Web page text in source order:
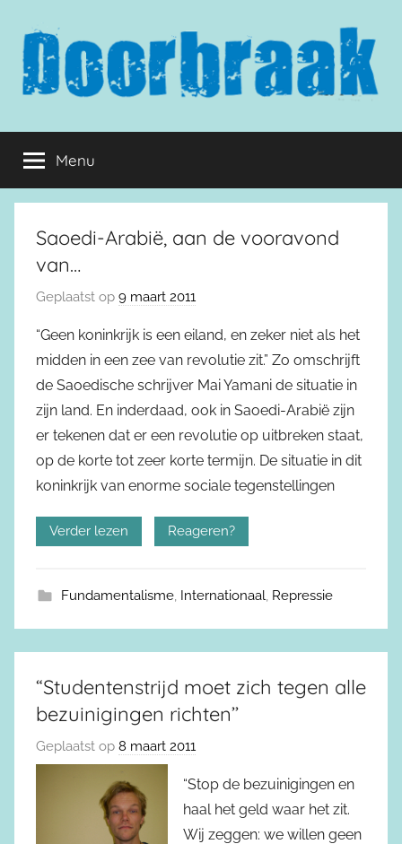
inhoud
springen
Doorbraak.eu
Menu
Saoedi-Arabië, aan de vooravond
van…
Geplaatst op 9 maart 2011
“Geen koninkrijk is een eiland, en zeker niet als het
midden in een zee van revolutie zit.” Zo omschrijft
de Saoedische schrijver Mai Yamani de situatie in
zijn land. En inderdaad, ook in Saoedi-Arabië zijn
er tekenen dat er een revolutie op uitbreken staat,
op de korte tot zeer korte termijn. De situatie in dit
koninkrijk van enorme sociale tegenstellingen
Verder lezen Reageren?
Fundamentalisme, Internationaal, Repressie
“Studentenstrijd moet zich tegen alle
bezuinigingen richten’’
Geplaatst op 8 maart 2011
“Stop de bezuinigingen en
haal het geld waar het zit.
Wij zeggen: we willen geen